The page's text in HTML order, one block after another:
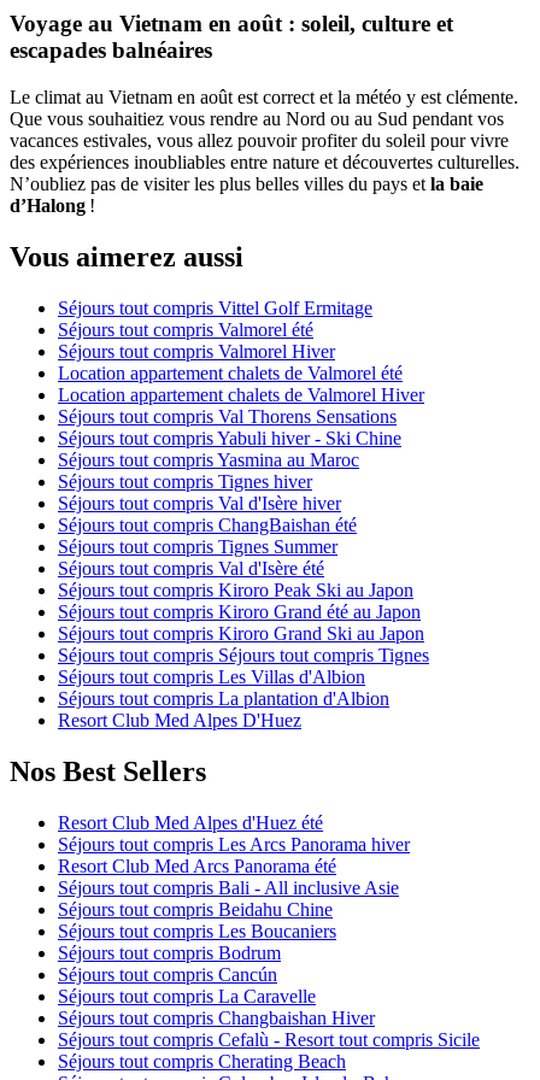
Voyage au Vietnam en août : soleil, culture et
escapades balnéaires
Le climat au Vietnam en août est correct et la météo y est clémente.
Que vous souhaitiez vous rendre au Nord ou au Sud pendant vos
vacances estivales, vous allez pouvoir profiter du soleil pour vivre
des expériences inoubliables entre nature et découvertes culturelles.
N’oubliez pas de visiter les plus belles villes du pays et la baie
d’Halong !
Vous aimerez aussi
Séjours tout compris Vittel Golf Ermitage
Séjours tout compris Valmorel été
Séjours tout compris Valmorel Hiver
Location appartement chalets de Valmorel été
Location appartement chalets de Valmorel Hiver
Séjours tout compris Val Thorens Sensations
Séjours tout compris Yabuli hiver - Ski Chine
Séjours tout compris Yasmina au Maroc
Séjours tout compris Tignes hiver
Séjours tout compris Val d'Isère hiver
Séjours tout compris ChangBaishan été
Séjours tout compris Tignes Summer
Séjours tout compris Val d'Isère été
Séjours tout compris Kiroro Peak Ski au Japon
Séjours tout compris Kiroro Grand été au Japon
Séjours tout compris Kiroro Grand Ski au Japon
Séjours tout compris Séjours tout compris Tignes
Séjours tout compris Les Villas d'Albion
Séjours tout compris La plantation d'Albion
Resort Club Med Alpes D'Huez
Nos Best Sellers
Resort Club Med Alpes d'Huez été
Séjours tout compris Les Arcs Panorama hiver
Resort Club Med Arcs Panorama été
Séjours tout compris Bali - All inclusive Asie
Séjours tout compris Beidahu Chine
Séjours tout compris Les Boucaniers
Séjours tout compris Bodrum
Séjours tout compris Cancún
Séjours tout compris La Caravelle
Séjours tout compris Changbaishan Hiver
Séjours tout compris Cefalù - Resort tout compris Sicile
Séjours tout compris Cherating Beach